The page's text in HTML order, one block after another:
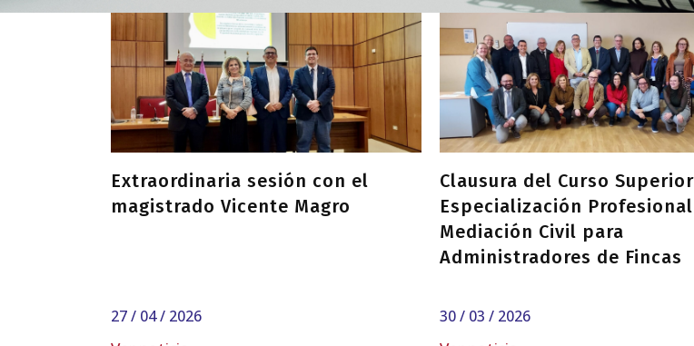
Extraordinaria sesión con el
magistrado Vicente Magro
27 / 04 / 2026
Clausura del Curso
Especialización
Mediación Civil para
Administradores de Fincas
30 / 03 / 2026